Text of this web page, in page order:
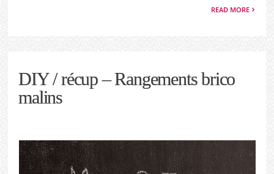
READ MORE
DIY / récup – Rangements brico
malins